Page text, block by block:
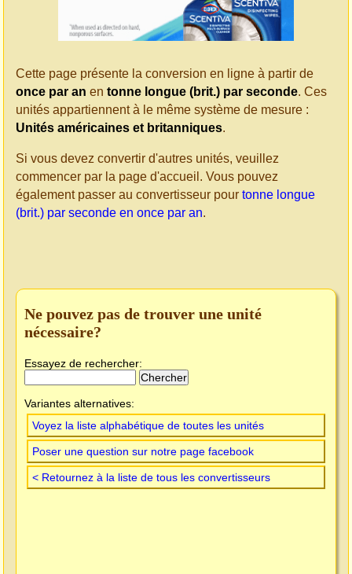
Cette page présente la conversion en ligne à partir de
once par an en tonne longue (brit.) par seconde. Ces
unités appartiennent à le même système de mesure :
Unités américaines et britanniques.
Si vous devez convertir d'autres unités, veuillez
commencer par la page d'accueil. Vous pouvez
également passer au convertisseur pour tonne longue
(brit.) par seconde en once par an.
Ne pouvez pas de trouver une unité
nécessaire?
Essayez de rechercher:
Variantes alternatives:
Voyez la liste alphabétique de toutes les unités
Poser une question sur notre page facebook
< Retournez à la liste de tous les convertisseurs